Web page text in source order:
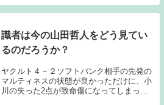
め、大きなプレッシャーが掛かったと思う
のだが、そのプレッシャーを跳ね返してみ
識者は今の山田哲人をどう見てい
るのだろうか？
ヤクルト４－２ソフトバンク相手の先発の
マルティネスの状態が良かっただけに、小
川の失った2点が致命傷になってしまった